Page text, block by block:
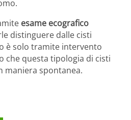
esame ecografico
distinguere dalle cisti
è solo tramite intervento
che questa tipologia di cisti
maniera spontanea.